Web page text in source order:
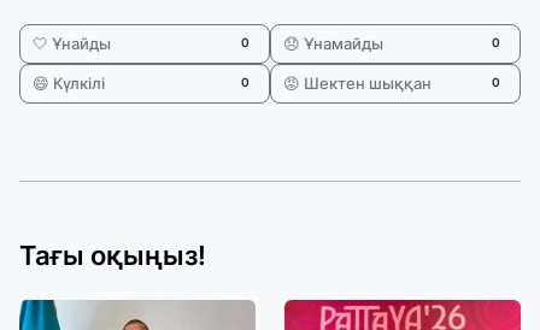
🤍 Ұнайды 0 😞 Ұнамайды 0
😄 Күлкілі 0 😡 Шектен шыққан 0
Тағы оқыңыз!